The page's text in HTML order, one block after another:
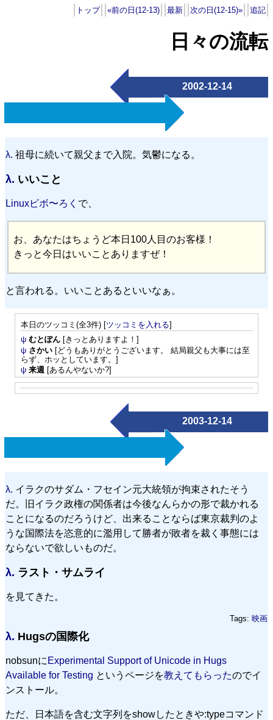
トップ «前の日(12-13) 最新 次の日(12-15)» 追記
日々の流転
2002-12-14
λ. 祖母に続いて親父まで入院。気鬱になる。
λ. いいこと
Linuxビボ〜ろく で、
お、あなたはちょうど本日100人目のお客様！
きっと今日はいいことありますぜ！
と言われる。いいことあるといいなぁ。
本日のツッコミ(全3件) [ツッコミを入れる]
ψ むとぽん[きっとありますよ！]
ψ さかい[どうもありがとうございます。 結局親父も大事には至
らず、ホッとしています。]
ψ 来週[あるんやないか?]
2003-12-14
λ. イラクのサダム・フセイン元大統領が拘束されたそう
だ。旧イラク政権の関係者は今後なんらかの形で裁かれる
ことになるのだろうけど、出来ることならば東京裁判のよ
うな国際法を恣意的に濫用して勝者が敗者を裁く事態には
ならないで欲しいものだ。
λ. ラスト・サムライ
を見てきた。
Tags: 映画
λ. Hugsの国際化
nobsunに Experimental Support of Unicode in Hugs
Available for Testing というページを教えてもらったのでイ
ンストール。
ただ、日本語を含む文字列をshowしたときや:typeコマンド